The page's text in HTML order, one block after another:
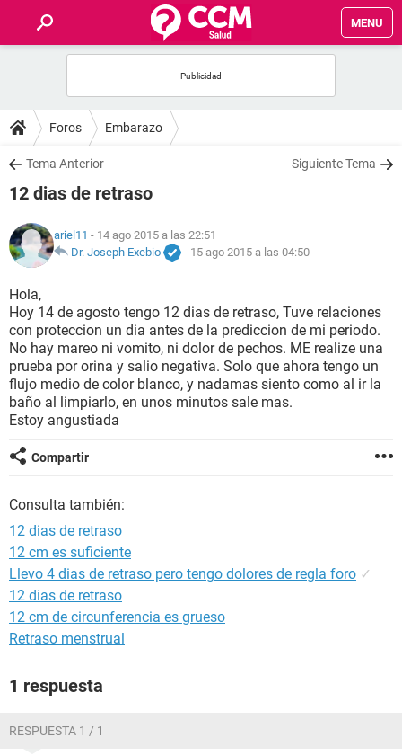
MENU
FOROS
SALUD
NUTRICIÓN
BIENESTAR
SEXUALIDAD
GLOSARIO
Foros Embarazo
Tema Anterior Siguiente Tema
12 dias de retraso
ariel11 - 14 ago 2015 a las 22:51
Dr. Joseph Exebio
- 15 ago 2015 a las 04:50
Hola,
Hoy 14 de agosto tengo 12 dias de retraso, Tuve relaciones
con proteccion un dia antes de la prediccion de mi periodo.
No hay mareo ni vomito, ni dolor de pechos. ME realize una
prueba por orina y salio negativa. Solo que ahora tengo un
flujo medio de color blanco, y nadamas siento como al ir la
baño al limpiarlo, en unos minutos sale mas.
Estoy angustiada
Compartir
Consulta también:
12 dias de retraso
12 cm es suficiente
Llevo 4 dias de retraso pero tengo dolores de regla foro ✓
12 dias de retraso
12 cm de circunferencia es grueso
Retraso menstrual
1 respuesta
RESPUESTA 1 / 1